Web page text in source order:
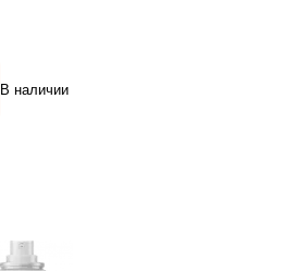
В наличии